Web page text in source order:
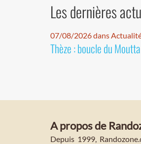
Les dernières
07/08/2026 dans
Thèze : boucle du Moutta
A propos de
Depuis 1999,